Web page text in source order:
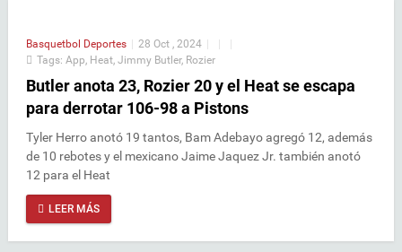
Basquetbol Deportes | 28 Oct , 2024 | |
|
Tags: App Heat Jimmy Butler, Rozier
Butler anota 23, Rozier 20 y el Heat se escapa
para derrotar 106-98 a Pistons
Tyler Herro anotó 19 tantos, Bam Adebayo agregó 12, además
de 10 rebotes y el mexicano Jaime Jaquez Jr. también anotó
12 para el Heat
LEER MÁS